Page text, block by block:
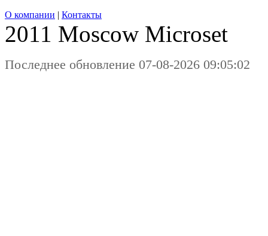
О компании | Контакты
2011 Moscow Microset
Последнее обновление 07-08-2026 09:05:02